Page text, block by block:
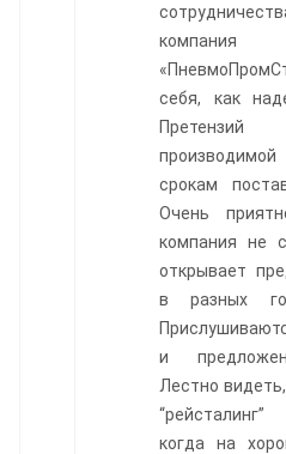
себя, как
срокам
Очень
компания не
открывает
в разных
и
Лестно
когда на